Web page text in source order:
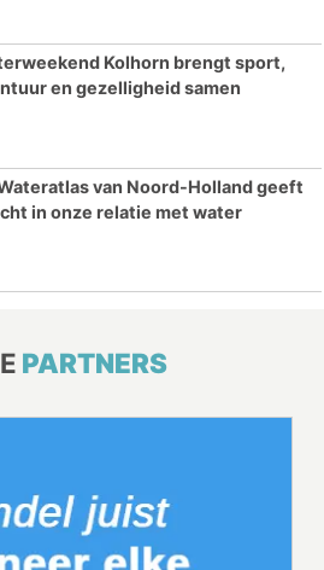
Kolhorn brengt sport,
en gezelligheid samen
van Noord-Holland geeft
in onze relatie met water
PARTNERS